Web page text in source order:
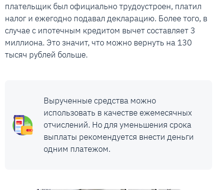
плательщик был официально трудоустроен, платил
налог и ежегодно подавал декларацию. Более того, в
случае с ипотечным кредитом вычет составляет 3
миллиона. Это значит, что можно вернуть на 130
тысяч рублей больше.
Вырученные средства можно
использовать в качестве ежемесячных
отчислений. Но для уменьшения срока
выплаты рекомендуется внести деньги
одним платежом.